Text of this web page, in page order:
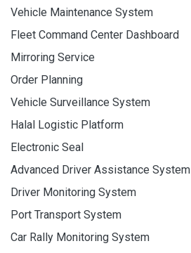
Vehicle Maintenance System
Fleet Command Center Dashboard
Mirroring Service
Order Planning
Vehicle Surveillance System
Halal Logistic Platform
Electronic Seal
Advanced Driver Assistance System
Driver Monitoring System
Port Transport System
Car Rally Monitoring System